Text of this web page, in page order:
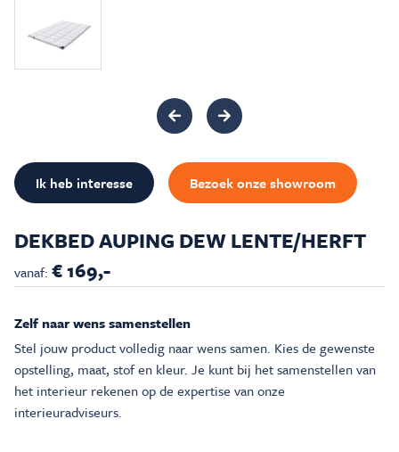
Inspiratie & Advies
DEKBED AUPING DEW LENTE/HERFT
vanaf: € 169,-
Zelf naar wens samenstellen
Stel jouw product volledig naar wens samen. Kies de gewenste
opstelling, maat, stof en kleur. Je kunt bij het samenstellen van
het interieur rekenen op de expertise van onze
interieuradviseurs.
Ik heb interesse Bezoek onze showroom